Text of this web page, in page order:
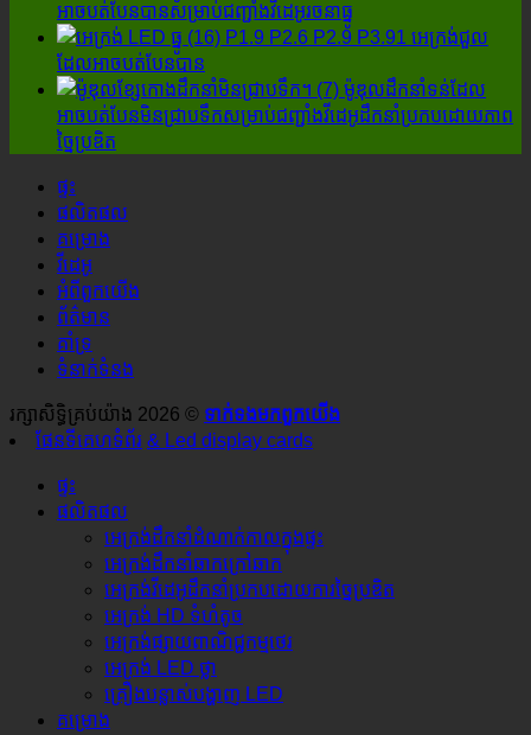
ព្រងើយ
ឡើយ។!
អាចបត់បែនបានសម្រាប់ជញ្ជាំងវីដេអូរចនាធ្នូ
P1.9 P2.6 P2.9 P3.91 អេក្រង់ជួល
ដែលអាចបត់បែនបាន
ម៉ូឌុលដឹកនាំទន់ដែល
អាចបត់បែនមិនជ្រាបទឹកសម្រាប់ជញ្ជាំងវីដេអូដឹកនាំប្រកបដោយភាព
ច្នៃប្រឌិត
ផ្ទះ
ផលិតផល
គម្រោង
វីដេអូ
អំពី​ពួក​យើង
ព័ត៌មាន
គាំទ្រ
ទំនាក់ទំនង
រក្សាសិទ្ធិគ្រប់យ៉ាង 2026 © ទាក់ទង​មក​ពួក​យើង
ផែនទីគេហទំព័រ & Led display cards
ផ្ទះ
ផលិតផល
អេក្រង់ដឹកនាំដំណាក់កាលក្នុងផ្ទះ
អេក្រង់ដឹកនាំឆាកក្រៅឆាក
អេក្រង់វីដេអូដឹកនាំប្រកបដោយការច្នៃប្រឌិត
អេក្រង់ HD ទំហំតូច
អេក្រង់ផ្សាយពាណិជ្ជកម្មថេរ
អេក្រង់ LED ថ្លា
គ្រឿងបន្លាស់បង្ហាញ LED
គម្រោង